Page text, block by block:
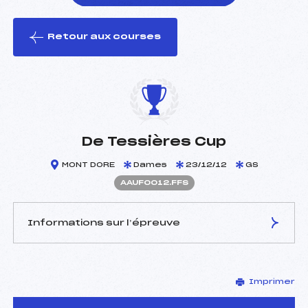
le ski
Retour aux courses
De Tessières Cup
MONT DORE Dames 23/12/12 GS
AAUF0012.FFS
Informations sur l’épreuve
DELOR PHILIPPE (AU)
Arbitre :
DELOR BENJAMIN (AU)
Imprimer